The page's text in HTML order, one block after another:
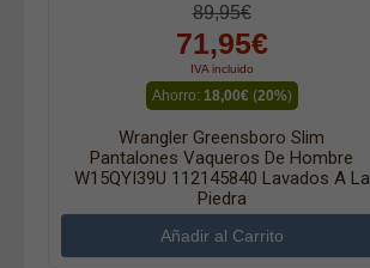
89,95€
71,95€
IVA incluido
Ahorro: 18,00€(20%)
Wrangler Greensboro Slim
Pantalones Vaqueros De Hombre
W15QYI39U 112145840 Lavados A La
Piedra